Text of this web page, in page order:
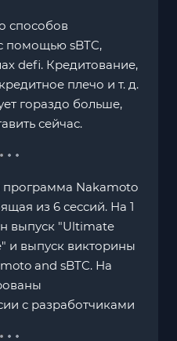
способов
помощью sBTC,
defi. Кредитование,
плечо и т. д.
гораздо больше,
сейчас.
программа Nakamoto
из 6 сессий. На 1
выпуск "Ultimate
и выпуск викторины
and sBTC. На
с разработчиками